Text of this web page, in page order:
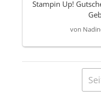
Stampin Up!
von